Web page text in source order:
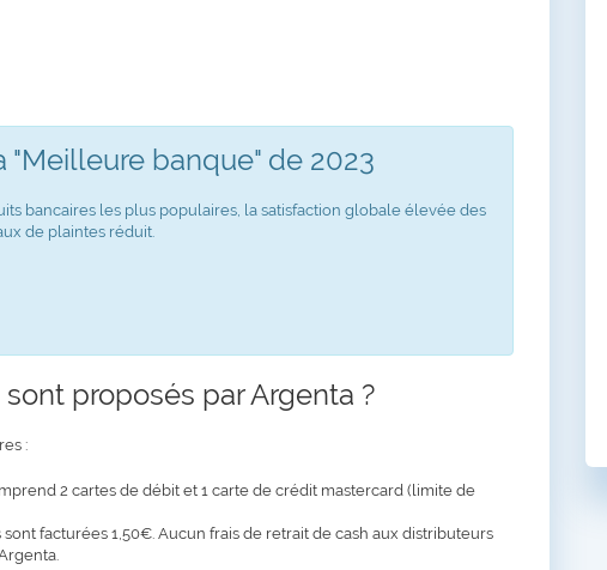
"Meilleure banque" de 2023
bancaires les plus populaires, la satisfaction globale élevée des
de plaintes réduit.
proposés par Argenta ?
:
2 cartes de débit et 1 carte de crédit mastercard (limite de
facturées 1,50€. Aucun frais de retrait de cash aux distributeurs